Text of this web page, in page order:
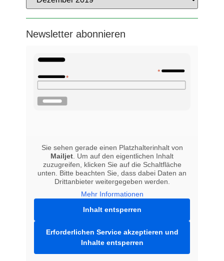
Newsletter abonnieren
Sie sehen gerade einen Platzhalterinhalt von
Mailjet . Um auf den eigentlichen Inhalt
zuzugreifen, klicken Sie auf die Schaltfläche
unten. Bitte beachten Sie, dass dabei Daten an
Drittanbieter weitergegeben werden.
Mehr Informationen
Inhalt entsperren
Erforderlichen Service akzeptieren und
Inhalte entsperren